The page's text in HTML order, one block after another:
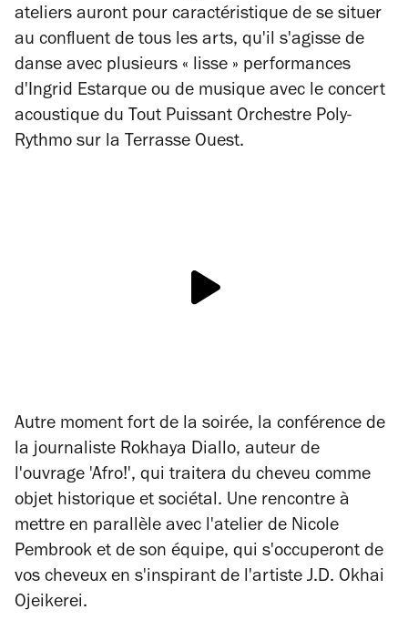
ateliers auront pour caractéristique de se situer
au confluent de tous les arts, qu'il s'agisse de
danse avec plusieurs « lisse » performances
d'Ingrid Estarque ou de musique avec le concert
acoustique du Tout Puissant Orchestre Poly-
Rythmo sur la Terrasse Ouest.
Autre moment fort de la soirée, la conférence de
la journaliste Rokhaya Diallo, auteur de
l'ouvrage 'Afro!', qui traitera du cheveu comme
objet historique et sociétal. Une rencontre à
mettre en parallèle avec l'atelier de Nicole
Pembrook et de son équipe, qui s'occuperont de
vos cheveux en s'inspirant de l'artiste J.D. Okhai
Ojeikerei.